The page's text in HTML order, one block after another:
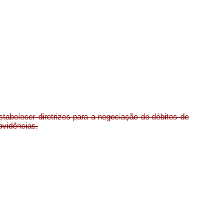
diretrizes para a negociação de débitos de